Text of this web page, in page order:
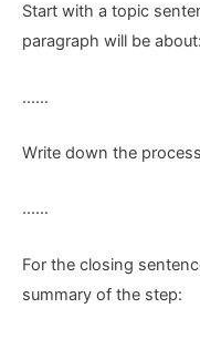
Start with a topic
paragraph will be about:
……
Write down the
……
For the closing
summary of the step: